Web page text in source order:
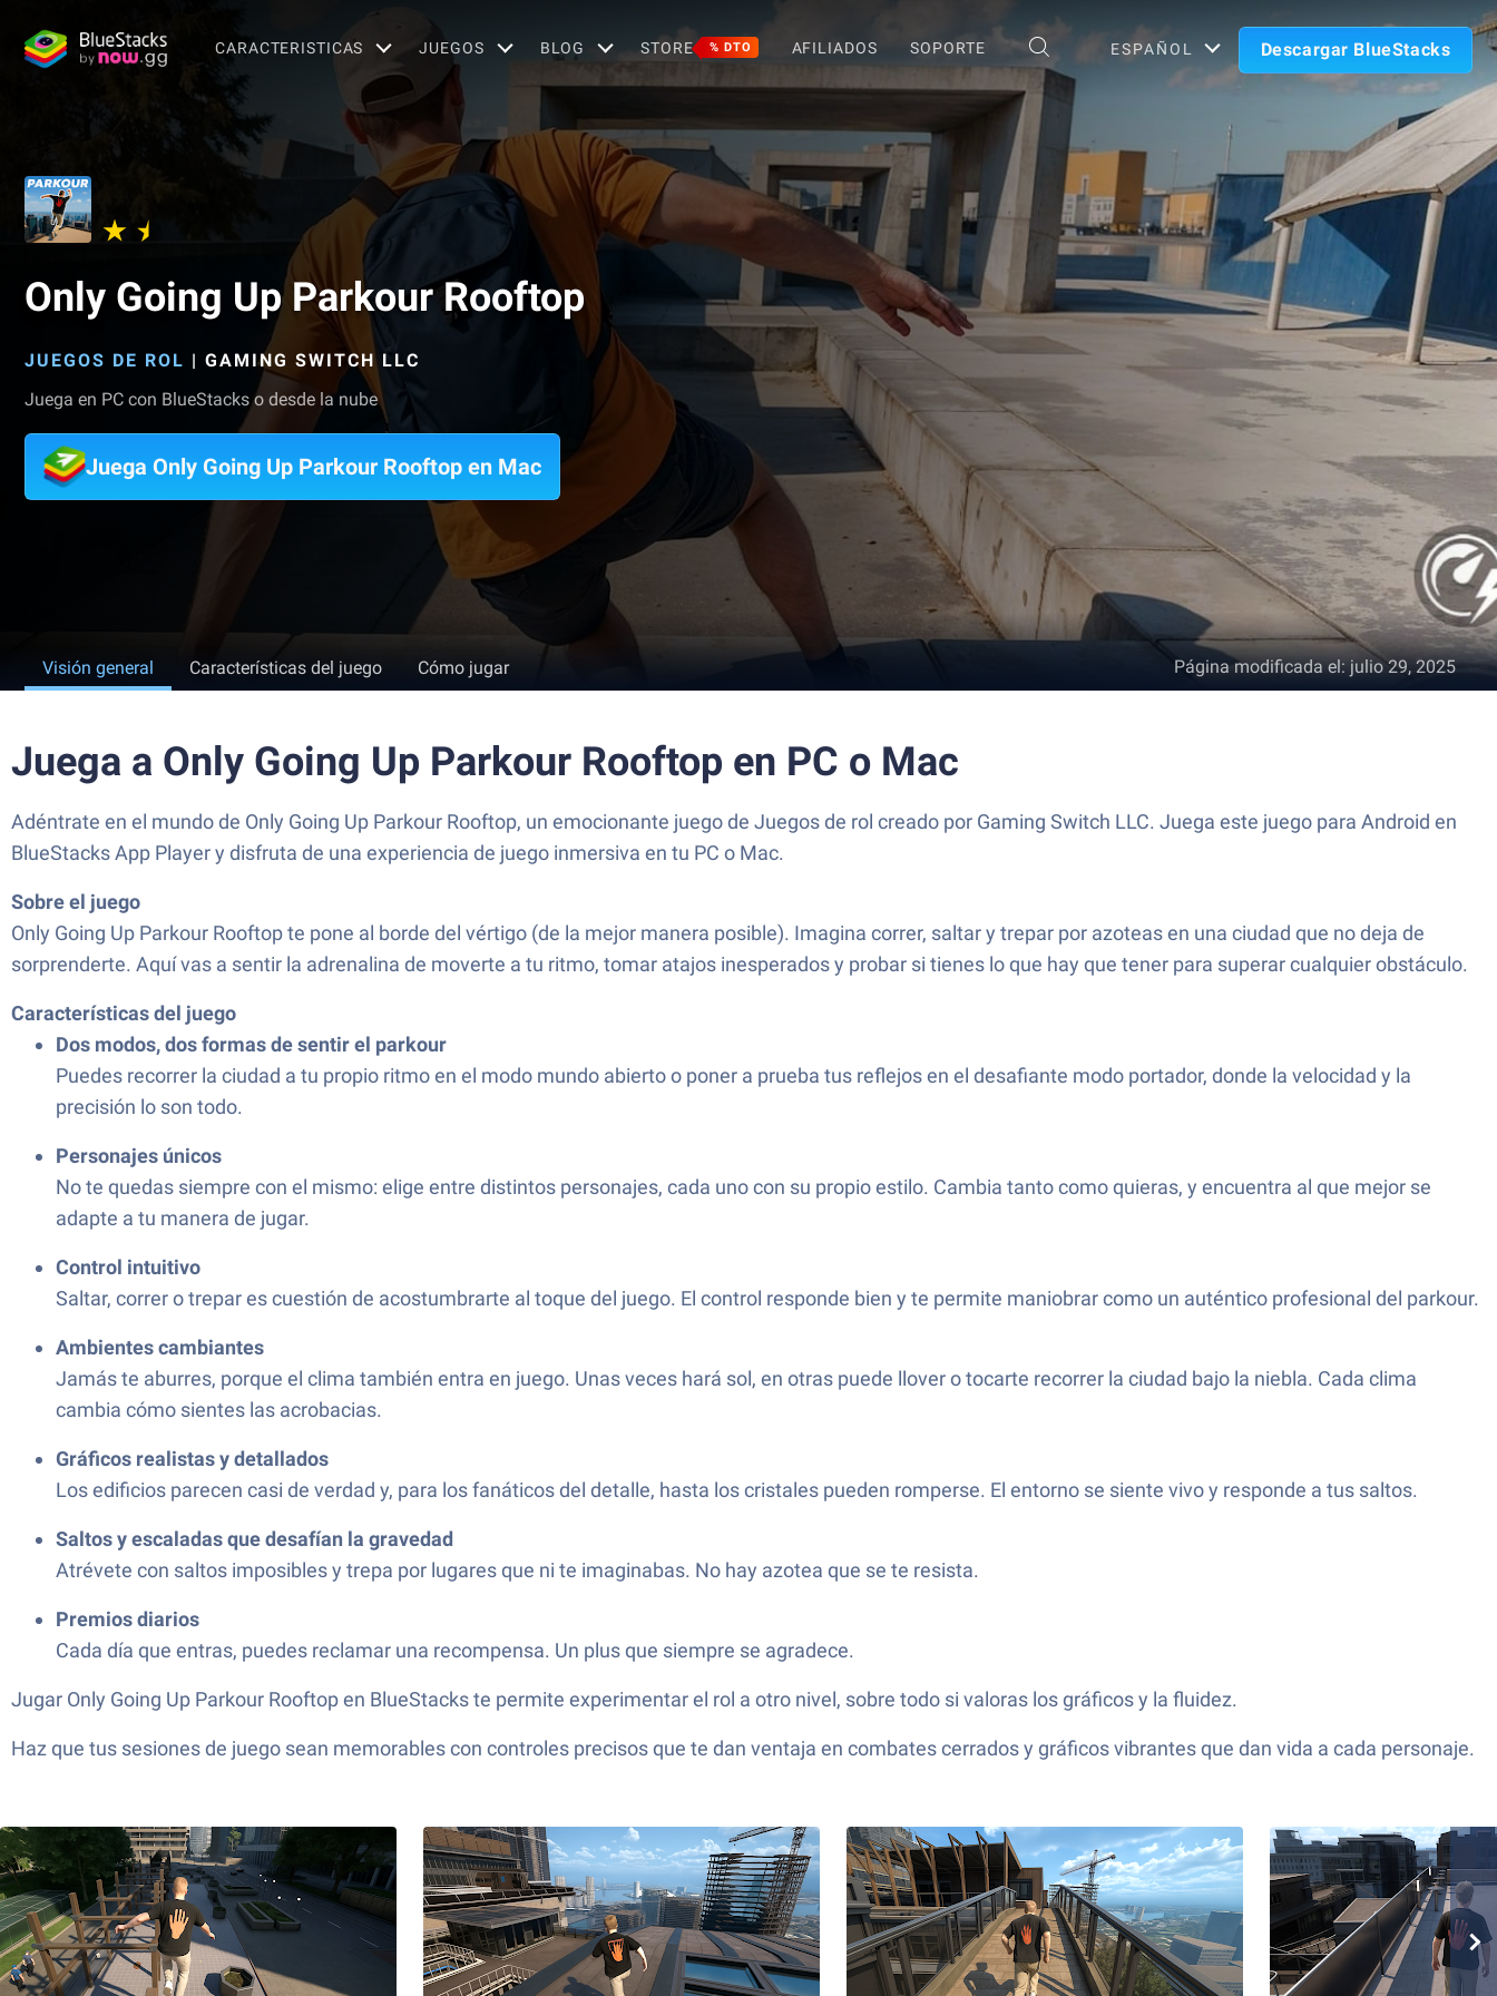
CARACTERISTICAS JUEGOS BLOG STORE % DTO AFILIADOS SOPORTE ESPAÑOL Descargar BlueStacks
Only Going Up Parkour Rooftop
JUEGOS DE ROL | GAMING SWITCH LLC
Juega en PC con BlueStacks o desde la nube
Juega Only Going Up Parkour Rooftop en Mac
Visión general Características del juego Cómo jugar Página modificada el:julio 29, 2025
Juega a Only Going Up Parkour Rooftop en PC o Mac
Adéntrate en el mundo de Only Going Up Parkour Rooftop, un emocionante juego de Juegos de rol creado por Gaming Switch LLC. Juega este juego para Android en
BlueStacks App Player y disfruta de una experiencia de juego inmersiva en tu PC o Mac.
Sobre el juego
Only Going Up Parkour Rooftop te pone al borde del vértigo (de la mejor manera posible). Imagina correr, saltar y trepar por azoteas en una ciudad que no deja de
sorprenderte. Aquí vas a sentir la adrenalina de moverte a tu ritmo, tomar atajos inesperados y probar si tienes lo que hay que tener para superar cualquier obstáculo.
Características del juego
Dos modos, dos formas de sentir el parkour
Puedes recorrer la ciudad a tu propio ritmo en el modo mundo abierto o poner a prueba tus reflejos en el desafiante modo portador, donde la velocidad y la
precisión lo son todo.
Personajes únicos
No te quedas siempre con el mismo: elige entre distintos personajes, cada uno con su propio estilo. Cambia tanto como quieras, y encuentra al que mejor se
adapte a tu manera de jugar.
Control intuitivo
Saltar, correr o trepar es cuestión de acostumbrarte al toque del juego. El control responde bien y te permite maniobrar como un auténtico profesional del parkour.
Ambientes cambiantes
Jamás te aburres, porque el clima también entra en juego. Unas veces hará sol, en otras puede llover o tocarte recorrer la ciudad bajo la niebla. Cada clima
cambia cómo sientes las acrobacias.
Gráficos realistas y detallados
Los edificios parecen casi de verdad y, para los fanáticos del detalle, hasta los cristales pueden romperse. El entorno se siente vivo y responde a tus saltos.
Saltos y escaladas que desafían la gravedad
Atrévete con saltos imposibles y trepa por lugares que ni te imaginabas. No hay azotea que se te resista.
Premios diarios
Cada día que entras, puedes reclamar una recompensa. Un plus que siempre se agradece.
Jugar Only Going Up Parkour Rooftop en BlueStacks te permite experimentar el rol a otro nivel, sobre todo si valoras los gráficos y la fluidez.
Haz que tus sesiones de juego sean memorables con controles precisos que te dan ventaja en combates cerrados y gráficos vibrantes que dan vida a cada personaje.